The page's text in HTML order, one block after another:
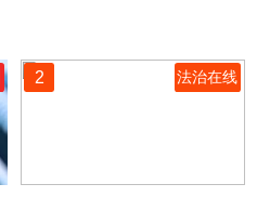
2 法治在线